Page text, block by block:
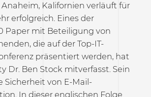
Anaheim, Kalifornien verläuft für
erfolgreich. Eines der
Paper mit Beteiligung von
die auf der Top-IT-
präsentiert werden, hat
Dr. Ben Stock mitverfasst. Sein
Sicherheit von E-Mail-
In dieser englischen Folge